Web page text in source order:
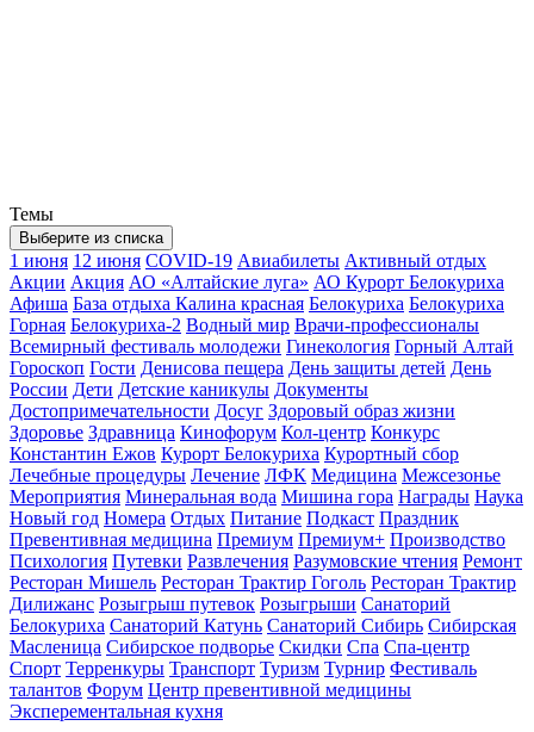
Темы
Выберите из списка
1 июня 12 июня COVID-19 Авиабилеты Активный отдых
Акции Акция АО «Алтайские луга» АО Курорт Белокуриха
Афиша База отдыха Калина красная Белокуриха Белокуриха
Горная Белокуриха-2 Водный мир Врачи-профессионалы
Всемирный фестиваль молодежи Гинекология Горный Алтай
Гороскоп Гости Денисова пещера День защиты детей День
России Дети Детские каникулы Документы
Достопримечательности Досуг Здоровый образ жизни
Здоровье Здравница Кинофорум Кол-центр Конкурс
Константин Ежов Курорт Белокуриха Курортный сбор
Лечебные процедуры Лечение ЛФК Медицина Межсезонье
Мероприятия Минеральная вода Мишина гора Награды Наука
Новый год Номера Отдых Питание Подкаст Праздник
Превентивная медицина Премиум Премиум+ Производство
Психология Путевки Развлечения Разумовские чтения Ремонт
Ресторан Мишель Ресторан Трактир Гоголь Ресторан Трактир
Дилижанс Розыгрыш путевок Розыгрыши Санаторий
Белокуриха Санаторий Катунь Санаторий Сибирь Сибирская
Масленица Сибирское подворье Скидки Спа Спа-центр
Спорт Терренкуры Транспорт Туризм Турнир Фестиваль
талантов Форум Центр превентивной медицины
Эксперементальная кухня